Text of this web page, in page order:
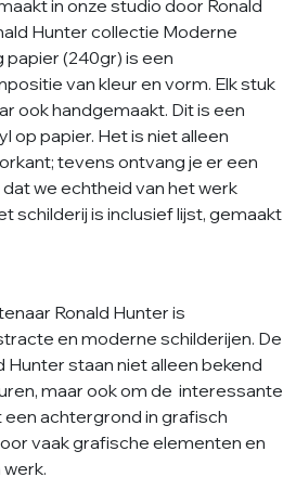
in onze studio door Ronald
Hunter collectie Moderne
(240gr) is een
van kleur en vorm. Elk stuk
ook handgemaakt. Dit is een
op papier. Het is niet alleen
tevens ontvang je er een
we echtheid van het werk
schilderij is inclusief lijst, gemaakt
Ronald Hunter is
en moderne schilderijen. De
Hunter staan niet alleen bekend
maar ook om de interessante
achtergrond in grafisch
vaak grafische elementen en